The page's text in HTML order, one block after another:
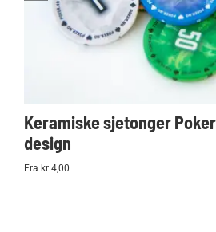
Keramiske sjetonger
design
Fra kr 4,00